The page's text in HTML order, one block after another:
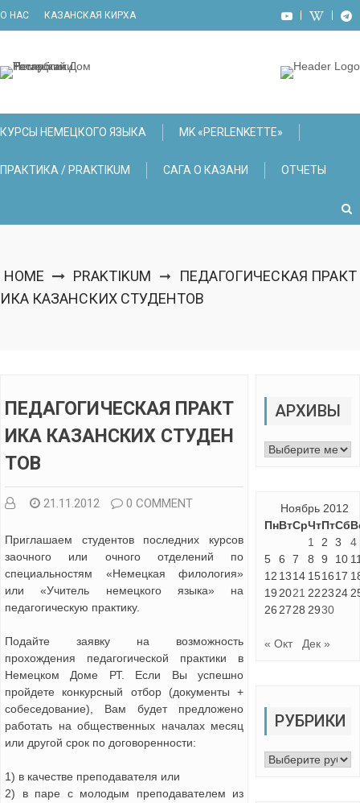
О НАС КАЗАНСКАЯ КИРХА
КУРСЫ НЕМЕЦКОГО ЯЗЫКА МK «PERLENKETTE»
ПРАКТИКА / PRAKTIKUM САГА О КАЗАНИ ОТЧЕТЫ
HOME PRAKTIKUM ➞
ПЕДАГОГИЧЕСКАЯ ПРАКТ
ИКА КАЗАНСКИХ СТУДЕНТОВ
ПЕДАГОГИЧЕСКАЯ ПРАКТ
ИКА КАЗАНСКИХ СТУДЕН
ТОВ
21.11.2012 0 COMMENT
Приглашаем студентов последних курсов
заочного или очного отделений по
специальностям «Немецкая филология»
или «Учитель немецкого языка» на
педагогическую практику.
Подайте заявку на возможность
прохождения педагогической практики в
Немецком Доме РТ. Если Вы успешно
пройдете конкурсный отбор (документы +
собеседование), Вам будет предложено
работать на общественных началах месяц
или другой срок по договоренности:
1) в качестве преподавателя или
2) в паре с молодым преподавателем из
АРХИВЫ
Архивы
Ноябрь 2012
ПнВтСрЧтПтСб
1
2 3
4
5
6 7 8 9 10
12 1314 151617
19 2021 222324
26 2728 2930
« Окт Дек »
РУБРИКИ
Рубрики